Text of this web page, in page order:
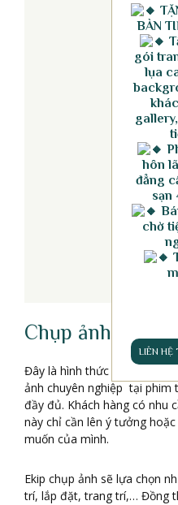
BÀN
gói
lụa
hôn
đẳng
sạn
chờ
LIÊN HỆ
Chụp ảnh cưới
Đây là hình thức chụp ảnh
ảnh chuyên nghiệp tại
đầy đủ. Khách hàng có nhu
này chỉ cần lên ý tưởng
muốn của mình.
Ekip chụp ảnh sẽ lựa chọn
trí, lắp đặt, trang trí,… Đồng